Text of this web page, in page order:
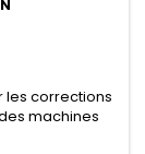
les corrections
machines
choix.